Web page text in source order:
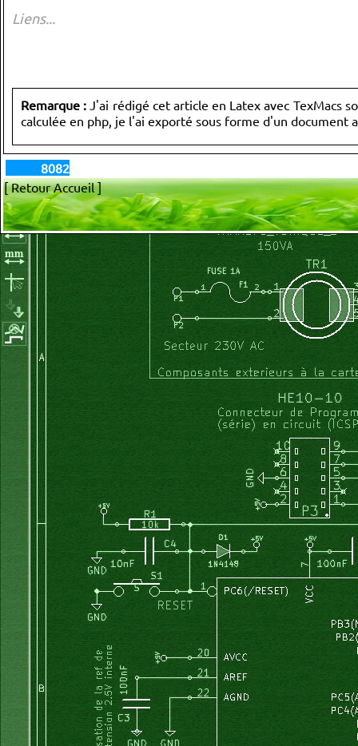
Liens...
Remarque : J'ai rédigé cet article en Latex avec TexMacs
calculée en php, je l'ai exporté sous forme d'un document
8082
[ Retour Accueil ]